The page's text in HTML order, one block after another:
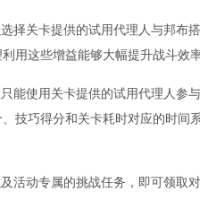
择关卡提供的试用代理人与邦布
用这些增益能够大幅提升战斗效
能使用关卡提供的试用代理人参
技巧得分和关卡耗时对应的时间
活动专属的挑战任务，即可领取